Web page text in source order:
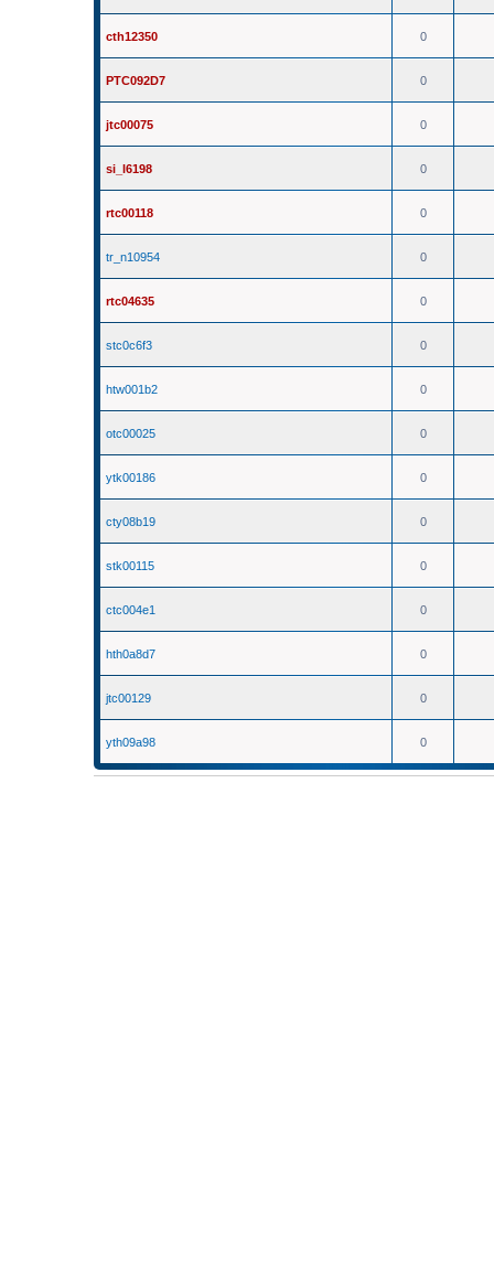
cth12350 0
PTC092D7 0
jtc00075 0
si_l6198 0
rtc00118 0
tr_n10954 0
rtc04635 0
stc0c6f3 0
htw001b2 0
otc00025 0
ytk00186 0
cty08b19 0
stk00115 0
ctc004e1 0
hth0a8d7 0
jtc00129 0
yth09a98 0